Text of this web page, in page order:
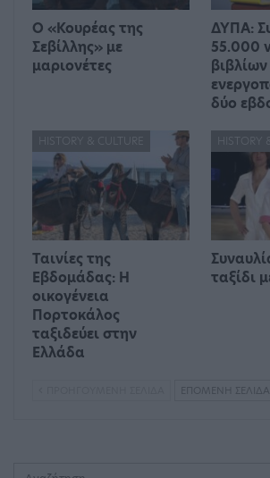
Ο «Κουρέας της
Σεβίλλης» με
μαριονέτες
ΔΥΠΑ:
55.000
βιβλίων
δύο
HISTORY & CULTURE
Ταινίες της
Εβδομάδας: Η
οικογένεια
Πορτοκάλος
ταξιδεύει στην
Ελλάδα
HISTORY
ταξίδι
ΕΠΌΜΕΝΗ ΣΕΛΊΔΑ